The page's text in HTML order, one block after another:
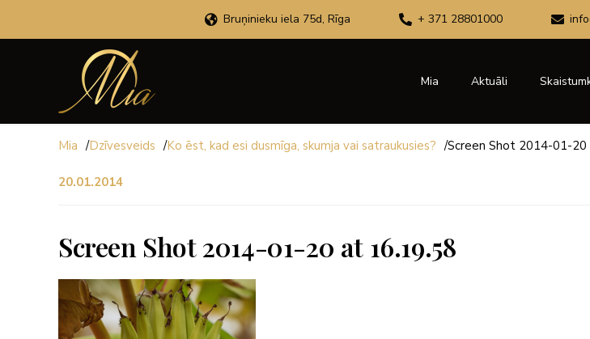
Bruņinieku iela 75d, Rīga + 371 28801000
Mia Aktuāli
Mia /Dzīvesveids /Ko ēst, kad esi dusmīga, skumja vai satraukusies? /Screen Shot 2014-01-
20.01.2014
Screen Shot 2014-01-20 at 16.19.58